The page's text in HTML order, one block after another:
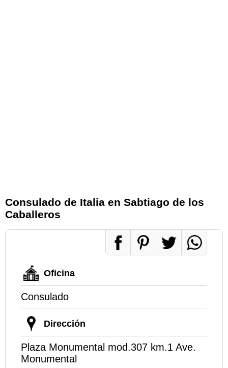
Consulado de Italia en Sabtiago de los
Caballeros
Oficina
Consulado
Dirección
Plaza Monumental mod.307 km.1 Ave.
Monumental